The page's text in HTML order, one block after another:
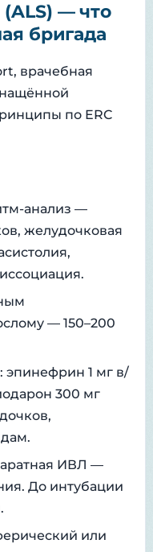
— что
бригада
врачебная
по ERC
анализ —
желудочковая
— 150–200
эпинефрин 1 мг в/
300 мг
ИВЛ —
До интубации
или